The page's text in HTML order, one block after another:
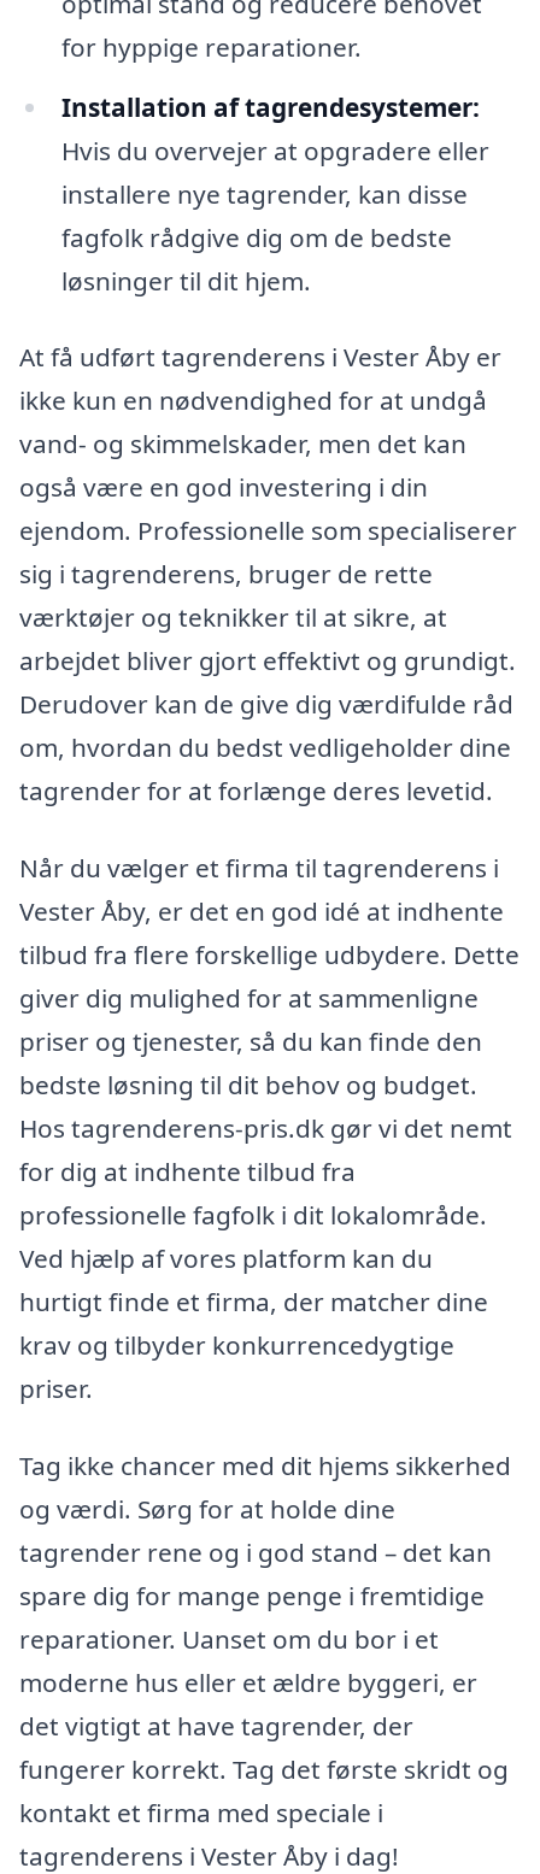
for hyppige reparationer.
Installation af tagrendesystemer:
Hvis du overvejer at opgradere eller
installere nye tagrender, kan disse
fagfolk rådgive dig om de bedste
løsninger til dit hjem.
At få udført tagrenderens i Vester Åby er
ikke kun en nødvendighed for at undgå
vand- og skimmelskader, men det kan
også være en god investering i din
ejendom. Professionelle som specialiserer
sig i tagrenderens, bruger de rette
værktøjer og teknikker til at sikre, at
arbejdet bliver gjort effektivt og grundigt.
Derudover kan de give dig værdifulde råd
om, hvordan du bedst vedligeholder dine
tagrender for at forlænge deres levetid.
Når du vælger et firma til tagrenderens i
Vester Åby, er det en god idé at indhente
tilbud fra flere forskellige udbydere. Dette
giver dig mulighed for at sammenligne
priser og tjenester, så du kan finde den
bedste løsning til dit behov og budget.
Hos tagrenderens-pris.dk gør vi det nemt
for dig at indhente tilbud fra
professionelle fagfolk i dit lokalområde.
Ved hjælp af vores platform kan du
hurtigt finde et firma, der matcher dine
krav og tilbyder konkurrencedygtige
priser.
Tag ikke chancer med dit hjems sikkerhed
og værdi. Sørg for at holde dine
tagrender rene og i god stand – det kan
spare dig for mange penge i fremtidige
reparationer. Uanset om du bor i et
moderne hus eller et ældre byggeri, er
det vigtigt at have tagrender, der
fungerer korrekt. Tag det første skridt og
kontakt et firma med speciale i
tagrenderens i Vester Åby i dag!